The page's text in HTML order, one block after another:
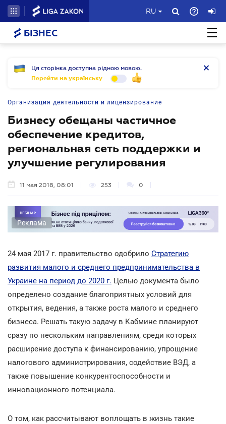
RU
БІЗНЕС
Ця сторінка доступна рідною мовою.
Перейти на українську
Организация деятельности и лицензирование
Бизнесу обещаны частичное
обеспечение кредитов,
региональная сеть поддержки и
улучшение регулирования
11 мая 2018, 08:01 253 0
Реклама
24 мая 2017 г. правительство одобрило Стратегию
развития малого и среднего предпринимательства в
Украине на период до 2020 г. Целью документа было
определено создание благоприятных условий для
открытия, ведения, а также роста малого и среднего
бизнеса. Решать такую задачу в Кабмине планируют
сразу по нескольким направлениям, среди которых
расширение доступа к финансированию, упрощение
налогового администрирования, содействие ВЭД, а
также повышение конкурентоспособности и
инновационного потенциала.
О том, как рассчитывают воплощать в жизнь такие